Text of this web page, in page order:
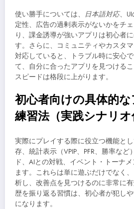
使い勝手については、 日本語対応、
定性、広告の過剰表示がないかをチ
り、課金誘導が強いアプリは初心者
す。さらに、コミュニティやカスタ
対応していると、トラブル時に安心
て、自分に合ったアプリを見つける
スピードは格段に上がります。
初心者向けの具体的
練習法（実践シナリオ
実際にプレイする際に役立つ機能と
存、統計表示（VPIP、PFR、勝率な
ド、AIとの対戦、イベント・トーナ
ます。これらは単に遊ぶだけでなく
析し、改善点を見つけるのに非常に
歴を振り返る習慣は、初心者が犯し
になります。